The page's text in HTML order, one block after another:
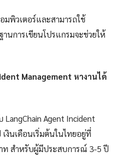
มพิวเตอร์และสามารถใช้
นการเขียนโปรแกรมจะช่วยให้
Management หางานได้
Agent Incident
งินเดือนเริ่มต้นในไทยอยู่ที่
ท สำหรับผู้มีประสบการณ์ 3-5 ปี